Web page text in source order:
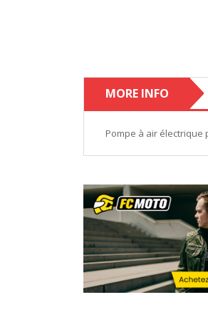
MORE INFO
Pompe à air